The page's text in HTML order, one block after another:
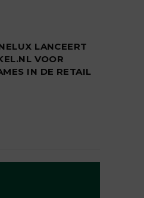
LANCEERT
VOOR
IN DE RETAIL